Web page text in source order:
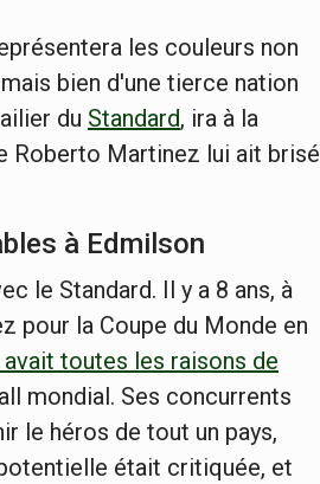
les couleurs non
bien d'une tierce nation
du Standard, ira à la
Roberto Martinez lui ait brisé
à Edmilson
le Standard. Il y a 8 ans, à
pour la Coupe du Monde en
toutes les raisons de
mondial. Ses concurrents
le héros de tout un pays,
était critiquée, et